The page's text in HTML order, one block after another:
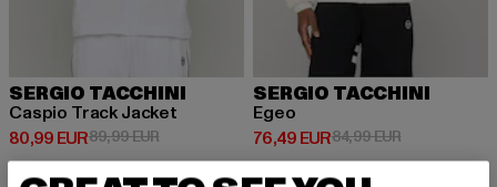
SERGIO TACCHINI
Caspio Track Jacket
80,99 EUR
Prix courant: 80,99 EUR
89,99 EURPrix en promotion: 89,99 EUR
SERGIO TACCHINI
Egeo
76,49 EUR
Prix courant: 76,49 EUR
84,99 EURPrix en